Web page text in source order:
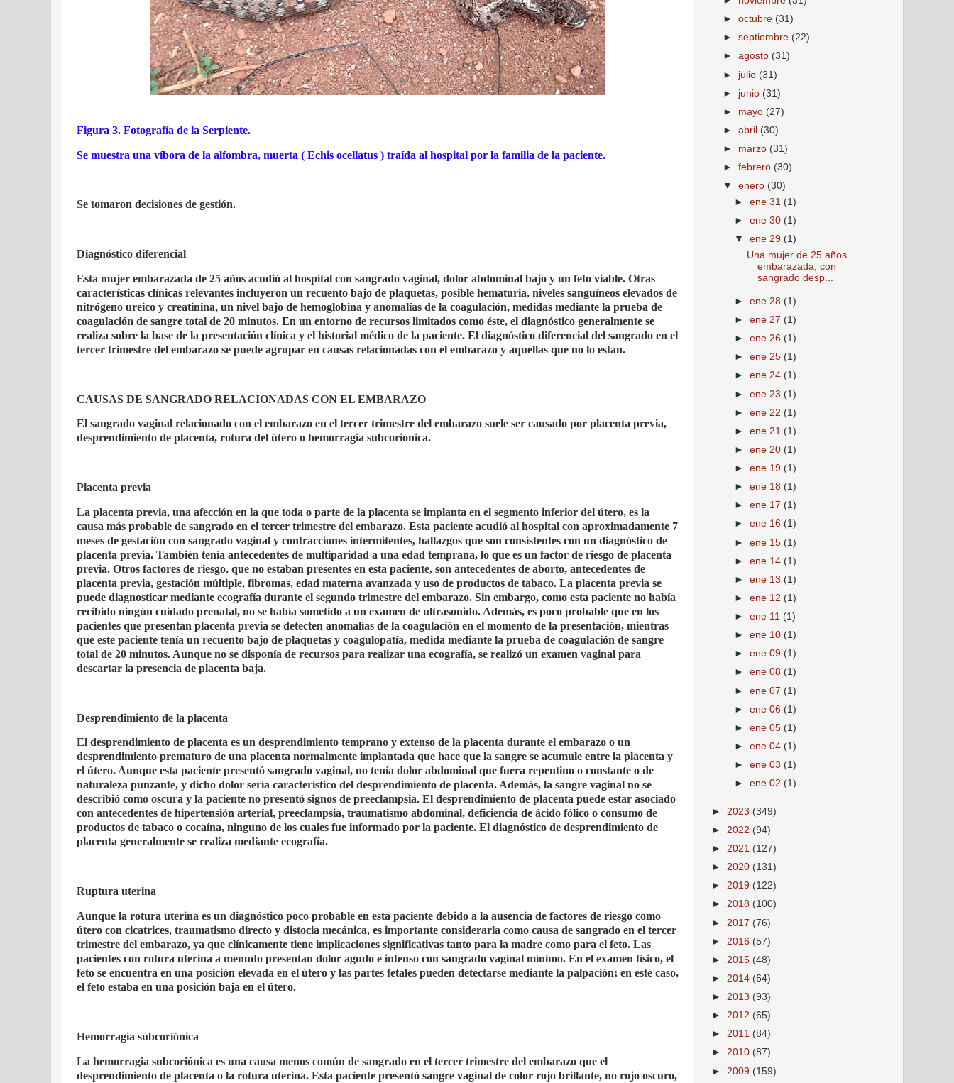
Figura 3. Fotografía de la Serpiente.
Se muestra una víbora de la alfombra, muerta ( Echis ocellatus ) traída al hospital por la familia de la paciente.
Se tomaron decisiones de gestión.
Diagnóstico diferencial
Esta mujer embarazada de 25 años acudió al hospital con sangrado vaginal, dolor abdominal bajo y un feto viable. Otras
características clínicas relevantes incluyeron un recuento bajo de plaquetas, posible hematuria, niveles sanguíneos elevados de
nitrógeno ureico y creatinina, un nivel bajo de hemoglobina y anomalías de la coagulación, medidas mediante la prueba de
coagulación de sangre total de 20 minutos. En un entorno de recursos limitados como éste, el diagnóstico generalmente se
realiza sobre la base de la presentación clínica y el historial médico de la paciente. El diagnóstico diferencial del sangrado en el
tercer trimestre del embarazo se puede agrupar en causas relacionadas con el embarazo y aquellas que no lo están.
CAUSAS DE SANGRADO RELACIONADAS CON EL EMBARAZO
El sangrado vaginal relacionado con el embarazo en el tercer trimestre del embarazo suele ser causado por placenta previa,
desprendimiento de placenta, rotura del útero o hemorragia subcoriónica.
Placenta previa
La placenta previa, una afección en la que toda o parte de la placenta se implanta en el segmento inferior del útero, es la
causa más probable de sangrado en el tercer trimestre del embarazo. Esta paciente acudió al hospital con aproximadamente 7
meses de gestación con sangrado vaginal y contracciones intermitentes, hallazgos que son consistentes con un diagnóstico de
placenta previa. También tenía antecedentes de multiparidad a una edad temprana, lo que es un factor de riesgo de placenta
previa. Otros factores de riesgo, que no estaban presentes en esta paciente, son antecedentes de aborto, antecedentes de
placenta previa, gestación múltiple, fibromas, edad materna avanzada y uso de productos de tabaco. La placenta previa se
puede diagnosticar mediante ecografía durante el segundo trimestre del embarazo. Sin embargo, como esta paciente no había
recibido ningún cuidado prenatal, no se había sometido a un examen de ultrasonido. Además, es poco probable que en los
pacientes que presentan placenta previa se detecten anomalías de la coagulación en el momento de la presentación, mientras
que este paciente tenía un recuento bajo de plaquetas y coagulopatía, medida mediante la prueba de coagulación de sangre
total de 20 minutos. Aunque no se disponía de recursos para realizar una ecografía, se realizó un examen vaginal para
descartar la presencia de placenta baja.
Desprendimiento de la placenta
El desprendimiento de placenta es un desprendimiento temprano y extenso de la placenta durante el embarazo o un
desprendimiento prematuro de una placenta normalmente implantada que hace que la sangre se acumule entre la placenta y
el útero. Aunque esta paciente presentó sangrado vaginal, no tenía dolor abdominal que fuera repentino o constante o de
naturaleza punzante, y dicho dolor sería característico del desprendimiento de placenta. Además, la sangre vaginal no se
describió como oscura y la paciente no presentó signos de preeclampsia. El desprendimiento de placenta puede estar asociado
con antecedentes de hipertensión arterial, preeclampsia, traumatismo abdominal, deficiencia de ácido fólico o consumo de
productos de tabaco o cocaína, ninguno de los cuales fue informado por la paciente. El diagnóstico de desprendimiento de
placenta generalmente se realiza mediante ecografía.
Ruptura uterina
Aunque la rotura uterina es un diagnóstico poco probable en esta paciente debido a la ausencia de factores de riesgo como
útero con cicatrices, traumatismo directo y distocia mecánica, es importante considerarla como causa de sangrado en el tercer
trimestre del embarazo, ya que clínicamente tiene implicaciones significativas tanto para la madre como para el feto. Las
pacientes con rotura uterina a menudo presentan dolor agudo e intenso con sangrado vaginal mínimo. En el examen físico, el
feto se encuentra en una posición elevada en el útero y las partes fetales pueden detectarse mediante la palpación; en este caso,
el feto estaba en una posición baja en el útero.
Hemorragia subcoriónica
La hemorragia subcoriónica es una causa menos común de sangrado en el tercer trimestre del embarazo que el
desprendimiento de placenta o la rotura uterina. Esta paciente presentó sangre vaginal de color rojo brillante, no rojo oscuro,
►octubre (31)
►septiembre (22)
►agosto (31)
► julio (31)
► junio (31)
► mayo (27)
►abril (30)
► marzo (31)
►febrero (30)
▼enero (30)
►ene 31 (1)
►ene 30 (1)
▼ene 29 (1)
Una mujer de 25 años
embarazada, con
sangrado desp...
►ene 28 (1)
►ene 27 (1)
►ene 26 (1)
►ene 25 (1)
►ene 24 (1)
►ene 23 (1)
►ene 22 (1)
►ene 21 (1)
►ene 20 (1)
►ene 19 (1)
►ene 18 (1)
►ene 17 (1)
►ene 16 (1)
►ene 15 (1)
►ene 14 (1)
►ene 13 (1)
►ene 12 (1)
►ene 11 (1)
►ene 10 (1)
►ene 09 (1)
►ene 08 (1)
►ene 07 (1)
►ene 06 (1)
►ene 05 (1)
►ene 04 (1)
►ene 03 (1)
►ene 02 (1)
► 2023 (349)
► 2022 (94)
► 2021 (127)
► 2020 (131)
► 2019 (122)
► 2018 (100)
► 2017 (76)
► 2016 (57)
► 2015 (48)
► 2014 (64)
► 2013 (93)
► 2012 (65)
► 2011 (84)
► 2010 (87)
► 2009 (159)